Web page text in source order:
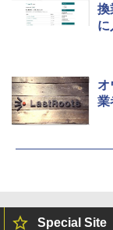
換
に
オ
業
Special Site